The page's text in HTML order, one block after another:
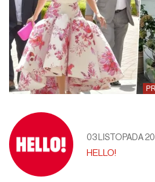
03 LISTOPADA
HELLO!